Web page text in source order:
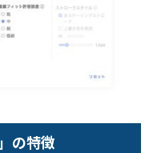
の特徴